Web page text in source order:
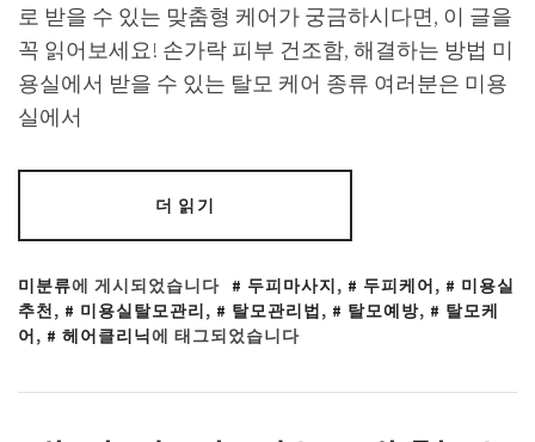
로 받을 수 있는 맞춤형 케어가 궁금하시다면, 이 글을
꼭 읽어보세요! 손가락 피부 건조함, 해결하는 방법 미
용실에서 받을 수 있는 탈모 케어 종류 여러분은 미용
실에서
더 읽기
미분류에 게시되었습니다 두피마사지, 두피케어,
미용실
추천, 미용실탈모관리, 탈모관리법, 탈모예방,
탈모케
어, 헤어클리닉에 태그되었습니다